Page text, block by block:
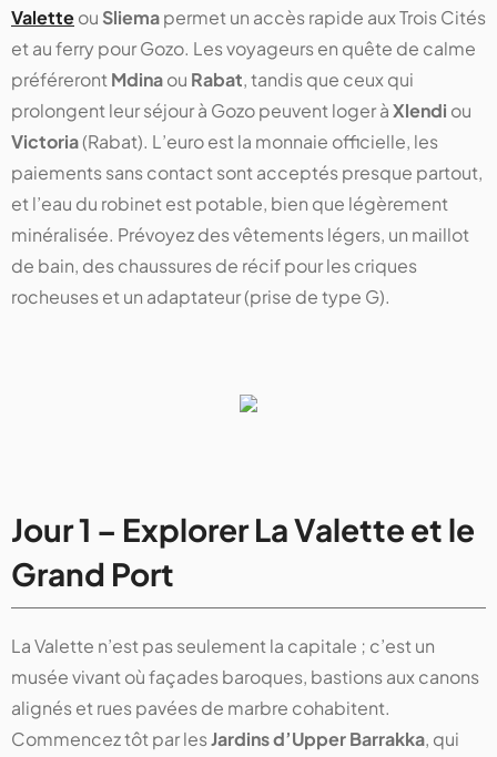
Valetteou Sliemapermet un accès rapide aux Trois Cités
et au ferry pour Gozo. Les voyageurs en quête de calme
préférerontMdinaou Rabat, tandis que ceux qui
prolongent leur séjour à Gozo peuvent loger àXlendi ou
Victoria(Rabat). L’euro est la monnaie officielle, les
paiements sans contact sont acceptés presque partout,
et l’eau du robinet est potable, bien que légèrement
minéralisée. Prévoyez des vêtements légers, un maillot
de bain, des chaussures de récif pour les criques
rocheuses et un adaptateur (prise de type G).
Jour 1 – Explorer La Valette et le
Grand Port
La Valette n’est pas seulement la capitale ; c’est un
musée vivant où façades baroques, bastions aux canons
alignés et rues pavées de marbre cohabitent.
Commencez tôt par lesJardins d’Upper Barrakka, qui